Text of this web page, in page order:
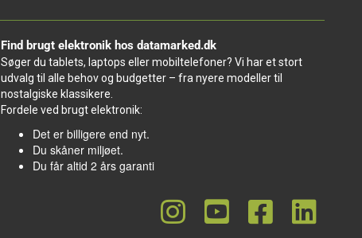
Find brugt elektronik hos datamarked.dk
Søger du tablets, laptops eller mobiltelefoner? Vi har et stort
udvalg til alle behov og budgetter – fra nyere modeller til
nostalgiske klassikere.
Fordele ved brugt elektronik:
Det er billigere end nyt.
Du skåner miljøet.
Du får altid 2 års garanti